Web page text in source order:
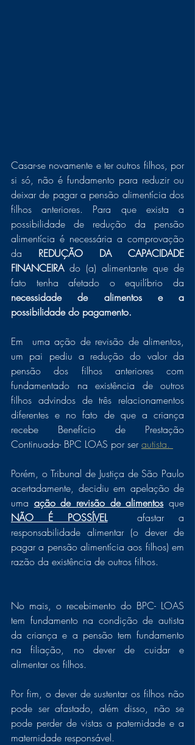
Casar-se novamente e ter outros filhos, por
si só, não é fundamento para reduzir ou
deixar de pagar a pensão alimentícia dos
filhos anteriores. Para que exista a
possibilidade de redução da pensão
alimentícia é necessária a comprovação
da REDUÇÃO DA CAPACIDADE
FINANCEIRA do (a) alimentante que de
necessidade de alimentos e a
possibilidade do pagamento.
Em  uma ação de revisão de alimentos,
um pai pediu a redução do valor da
pensão dos filhos anteriores com
fundamentado na existência de outros
filhos advindos de três relacionamentos
diferentes e no fato de que a criança
recebe Benefício de Prestação
Continuada- BPC LOAS por ser autista.
Porém, o Tribunal de Justiça de São Paulo
acertadamente, decidiu em apelação de
uma ação de revisão de alimentos
NÃO É POSSÍVEL
  afastar a
responsabilidade alimentar (o dever de
pagar a pensão alimentícia aos filhos) em
razão da existência de outros filhos.
No mais, o recebimento do BPC- LOAS
tem fundamento na condição de autista
da criança e a pensão tem fundamento
na filiação, no dever de cuidar e
alimentar os filhos.
Por fim, o dever de sustentar os filhos não
pode ser afastado, além disso, não se
pode perder de vistas a paternidade e a
maternidade responsável.